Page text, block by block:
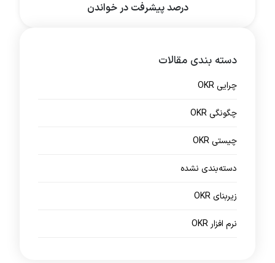
درصد پیشرفت در خواندن
دسته بندی مقالات
چرایی OKR
چگونگی OKR
چیستی OKR
دسته‌بندی نشده
زیربنای OKR
نرم افزار OKR